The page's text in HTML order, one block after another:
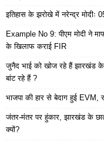
इतिहास के झरोखे में नरेन्द्र मोदीः
Example No 9: पीएम मोदी ने
के खिलाफ कराई FIR
जुनैद भाई को खोज रहे हैं झारखंड के
बांट रहे हैं ?
भाजपा की हार से बेदाग हुई EVM,
जंतर-मंतर पर हुंकार, झारखंड के
क्यों?